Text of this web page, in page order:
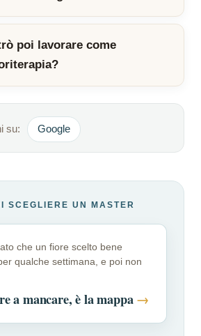
poi lavorare come
su: Google
SCEGLIERE UN MASTER
che un fiore scelto bene
qualche settimana, e poi non
a mancare, è la mappa→